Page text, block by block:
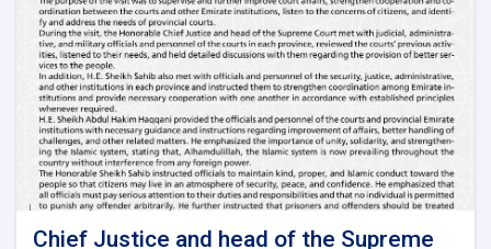
Samangan,
Faryab
and
Sar-
e-
Pul
Provinces
to
Review
and
Improve
Chief Justice and head of the Supreme